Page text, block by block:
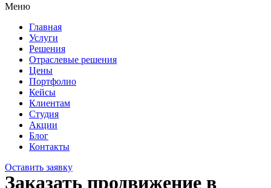
Меню
Главная
Услуги
Решения
Отраслевые решения
Цены
Портфолио
Кейсы
Клиентам
Студия
Акции
Блог
Контакты
Оставить заявку
Заказать продвижение в